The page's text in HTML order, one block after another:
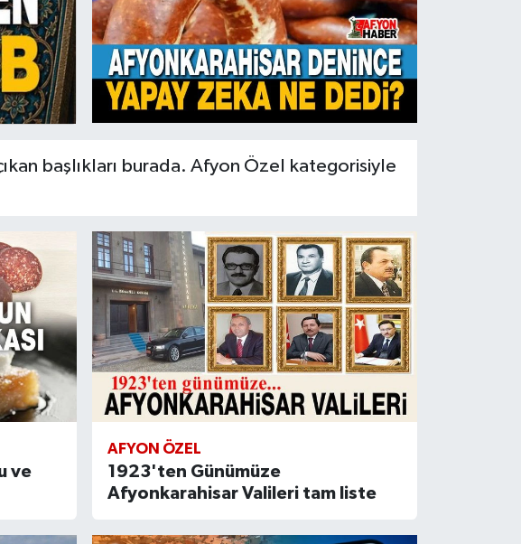
başlıkları burada. Afyon Özel kategorisiyle
ve
AFYON ÖZEL
1923'ten Günümüze
Afyonkarahisar Valileri tam liste